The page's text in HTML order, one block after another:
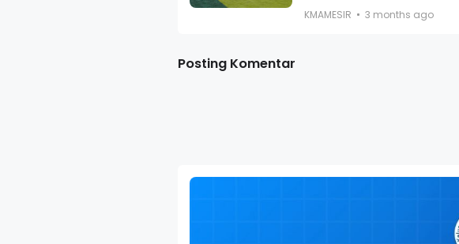
KMAMESIR 3 months ago
Posting Komentar